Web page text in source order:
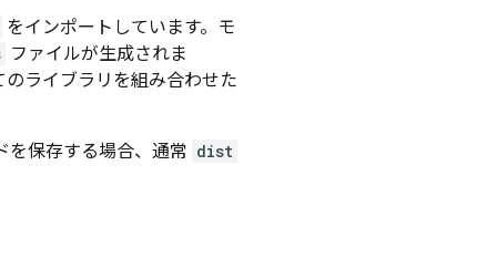
をインポートしています。モ
ファイルが生成されま
ライブラリを組み合わせた
を保存する場合、通常 dist